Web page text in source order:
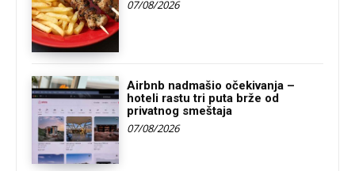
07/08/2026
Airbnb nadmašio očekivanja –
hoteli rastu tri puta brže od
privatnog smeštaja
07/08/2026